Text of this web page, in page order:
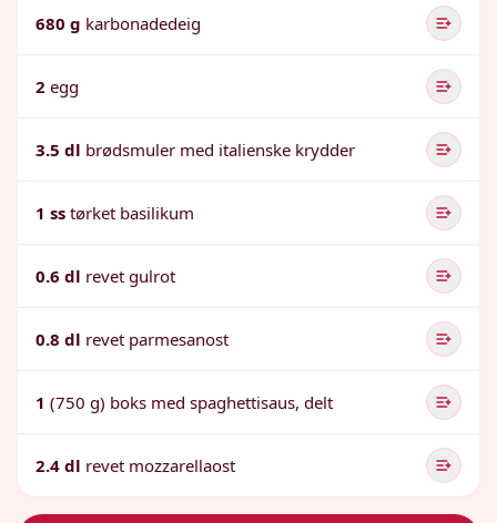
680 g karbonadedeig
2 egg
3.5 dl brødsmuler med italienske krydder
1 ss tørket basilikum
0.6 dl revet gulrot
0.8 dl revet parmesanost
1 (750 g) boks med spaghettisaus, delt
2.4 dl revet mozzarellaost